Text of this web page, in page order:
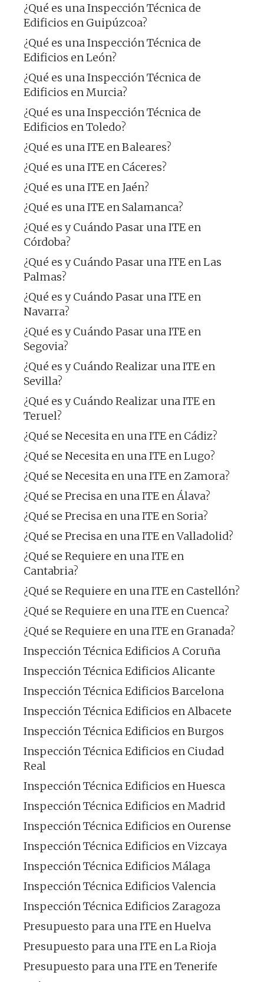
¿Qué es una Inspección Técnica de
Edificios en Guipúzcoa?
¿Qué es una Inspección Técnica de
Edificios en León?
¿Qué es una Inspección Técnica de
Edificios en Murcia?
¿Qué es una Inspección Técnica de
Edificios en Toledo?
¿Qué es una ITE en Baleares?
¿Qué es una ITE en Cáceres?
¿Qué es una ITE en Jaén?
¿Qué es una ITE en Salamanca?
¿Qué es y Cuándo Pasar una ITE en
Córdoba?
¿Qué es y Cuándo Pasar una ITE en Las
Palmas?
¿Qué es y Cuándo Pasar una ITE en
Navarra?
¿Qué es y Cuándo Pasar una ITE en
Segovia?
¿Qué es y Cuándo Realizar una ITE en
Sevilla?
¿Qué es y Cuándo Realizar una ITE en
Teruel?
¿Qué se Necesita en una ITE en Cádiz?
¿Qué se Necesita en una ITE en Lugo?
¿Qué se Necesita en una ITE en Zamora?
¿Qué se Precisa en una ITE en Álava?
¿Qué se Precisa en una ITE en Soria?
¿Qué se Precisa en una ITE en Valladolid?
¿Qué se Requiere en una ITE en
Cantabria?
¿Qué se Requiere en una ITE en Castellón?
¿Qué se Requiere en una ITE en Cuenca?
¿Qué se Requiere en una ITE en Granada?
Inspección Técnica Edificios A Coruña
Inspección Técnica Edificios Alicante
Inspección Técnica Edificios Barcelona
Inspección Técnica Edificios en Albacete
Inspección Técnica Edificios en Burgos
Inspección Técnica Edificios en Ciudad
Real
Inspección Técnica Edificios en Huesca
Inspección Técnica Edificios en Madrid
Inspección Técnica Edificios en Ourense
Inspección Técnica Edificios en Vizcaya
Inspección Técnica Edificios Málaga
Inspección Técnica Edificios Valencia
Inspección Técnica Edificios Zaragoza
Presupuesto para una ITE en Huelva
Presupuesto para una ITE en La Rioja
Presupuesto para una ITE en Tenerife